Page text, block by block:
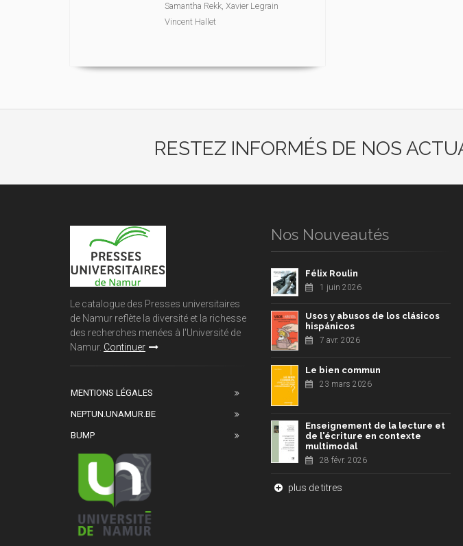
Samantha Rekk, Xavier Legrain
Vincent Hallet
RESTEZ INFORMÉS DE NOS
Le catalogue des Presses universitaires
de Namur reflète la diversité et la richesse
des recherches menées à l'Université de
Namur. Continuer
MENTIONS LÉGALES
NEPTUN.UNAMUR.BE
BUMP
Nos Nouveautés
Félix Roulin
1 juin 2026
Usos y abusos de los clásicos
hispánicos
7 avr. 2026
Le bien commun
23 mars 2026
Enseignement de la lecture et
de l'écriture en contexte
multimodal
28 févr. 2026
plus de titres